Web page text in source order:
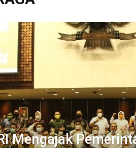
Mengajak